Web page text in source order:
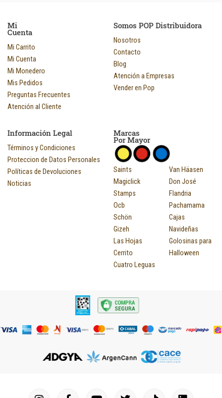
Mi
Cuenta
Mi Carrito
Mi Cuenta
Mi Monedero
Mis Pedidos
Preguntas Frecuentes
Atención al Cliente
Somos POP Distribuidora
Nosotros
Contacto
Blog
Atención a Empresas
Vender en Pop
Información Legal
Términos y Condiciones
Proteccion de Datos Personales
Políticas de Devoluciones
Noticias
Marcas
Por Mayor
Saints
Magiclick
Stamps
Ocb
Schön
Gizeh
Las Hojas
Cerrito
Cuatro Leguas
Van Häasen
Don José
Flandria
Pachamama
Cajas
Navideñas
Golosinas para
Halloween
I
F
Y
T
I
L